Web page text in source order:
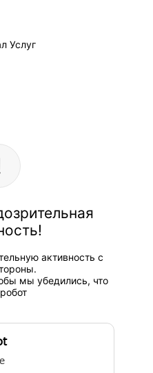
активность с
мы убедились, что